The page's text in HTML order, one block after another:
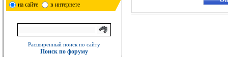
на сайте в интернете
Расширенный поиск по сайту
Поиск по форуму